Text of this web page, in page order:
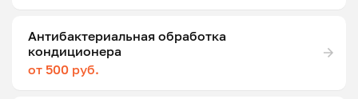
Антибактериальная обработка
кондиционера
от 500 руб.